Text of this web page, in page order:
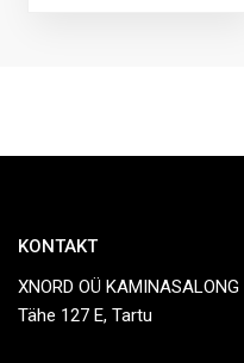
KONTAKT
XNORD OÜ KAMINASALONG
Tähe 127 E, Tartu